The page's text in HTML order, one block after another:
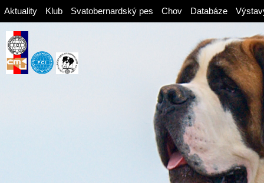
Aktuality Klub Svatobernardský pes Chov Databáze